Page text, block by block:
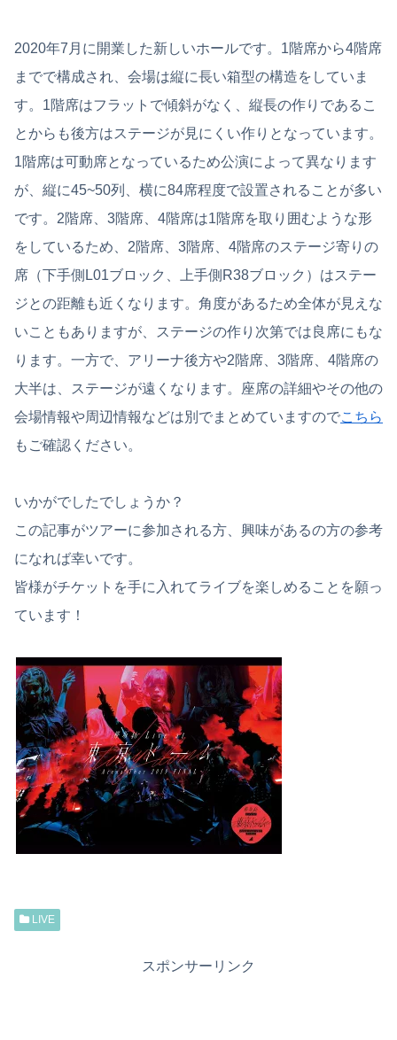
2020年7月に開業した新しいホールです。1階席から4階席
までで構成され、会場は縦に長い箱型の構造をしていま
す。1階席はフラットで傾斜がなく、縦長の作りであるこ
とからも後方はステージが見にくい作りとなっています。
1階席は可動席となっているため公演によって異なります
が、縦に45~50列、横に84席程度で設置されることが多い
です。2階席、3階席、4階席は1階席を取り囲むような形
をしているため、2階席、3階席、4階席のステージ寄りの
席（下手側L01ブロック、上手側R38ブロック）はステー
ジとの距離も近くなります。角度があるため全体が見えな
いこともありますが、ステージの作り次第では良席にもな
ります。一方で、アリーナ後方や2階席、3階席、4階席の
大半は、ステージが遠くなります。座席の詳細やその他の
会場情報や周辺情報などは別でまとめていますのでこちら
もご確認ください。
いかがでしたでしょうか？
この記事がツアーに参加される方、興味があるの方の参考
になれば幸いです。
皆様がチケットを手に入れてライブを楽しめることを願っ
ています！
LIVE
スポンサーリンク